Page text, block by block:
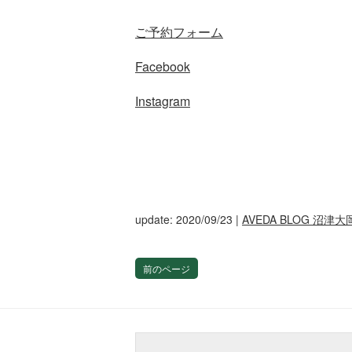
ご予約フォーム
Facebook
Instagram
update: 2020/09/23 | AVEDA BLOG 沼津大
前のページ